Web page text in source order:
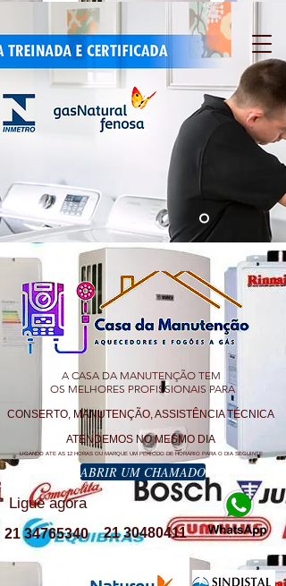
A CASA DA MANUTENÇÃO TEM
OS MELHORES PROFISSIONAIS PARA
CONSERTO, MANUTENÇÃO, ASSISTÊNCIA TÉCNICA
ATENDEMOS NO MESMO DIA
LIGANDO ATE AS 12 HORAS OU MARQUE UM PERÍODO DE HORÁRIO PARA O DIA SEGUINTE
ABRIR UM CHAMADO
Ligue agora
21 30480411
21 34765340